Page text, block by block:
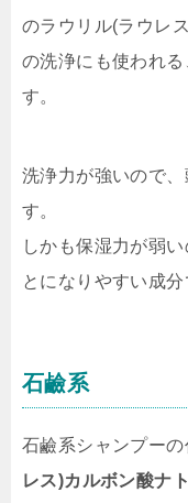
のラウリル(ラウレ
の洗浄にも使われ
す。
洗浄力が強いので
す。
しかも保湿力が弱
とになりやすい成分
石鹼系
石鹼系シャンプーの
レス)カルボン酸ナ